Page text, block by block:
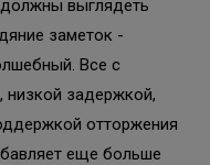
должны выглядеть
заметок -
Все с
низкой задержкой,
отторжения
еще больше